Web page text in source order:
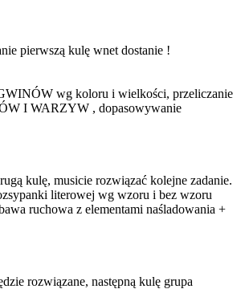
pierwszą kulę wnet dostanie !
wg koloru i wielkości, przeliczanie
I WARZYW , dopasowywanie
kulę, musicie rozwiązać kolejne zadanie.
literowej wg wzoru i bez wzoru
ruchowa z elementami naśladowania +
rozwiązane, następną kulę grupa